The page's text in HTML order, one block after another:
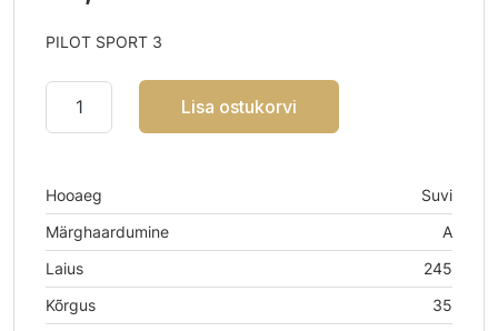
PILOT SPORT 3
Lisa ostukorvi
Hooaeg
Suvi
Märghaardumine
A
Laius
245
Kõrgus
35